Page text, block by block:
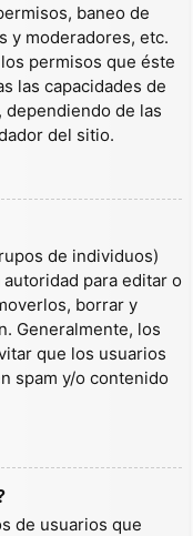
baneo de
y moderadores, etc.
permisos que éste
las capacidades de
dependiendo de las
del sitio.
de individuos)
para editar o
borrar y
Generalmente, los
que los usuarios
spam y/o contenido
de usuarios que